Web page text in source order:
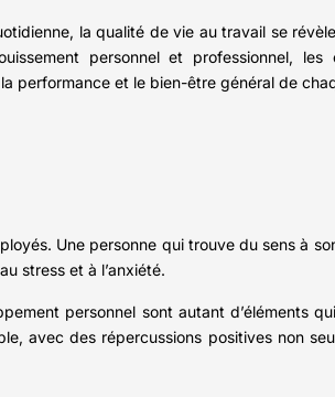
la qualité de vie au travail se
personnel et professionnel,
performance et le bien-être général de
Une personne qui trouve du sens à
stress et à l’anxiété.
personnel sont autant d’éléments
avec des répercussions positives non